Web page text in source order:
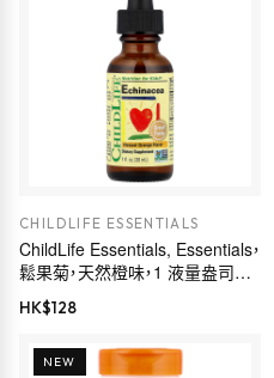
CHILDLIFE ESSENTIALS
ChildLife Essentials, Essentials，
鬆果菊，天然橙味，1 液量盎司
（30 毫升）
HK$128
NEW